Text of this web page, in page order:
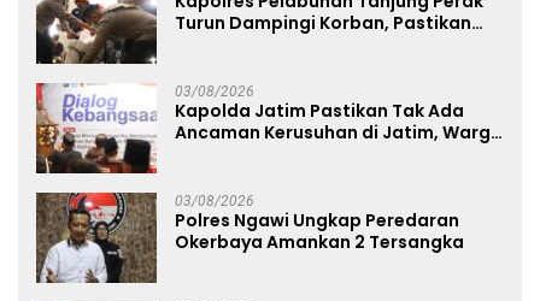
Turun Dampingi Korban, Pastikan
03/08/2026
Kapolda Jatim Pastikan Tak Ada
Ancaman Kerusuhan di Jatim, Warga
03/08/2026
Polres Ngawi Ungkap Peredaran
Okerbaya Amankan 2 Tersangka